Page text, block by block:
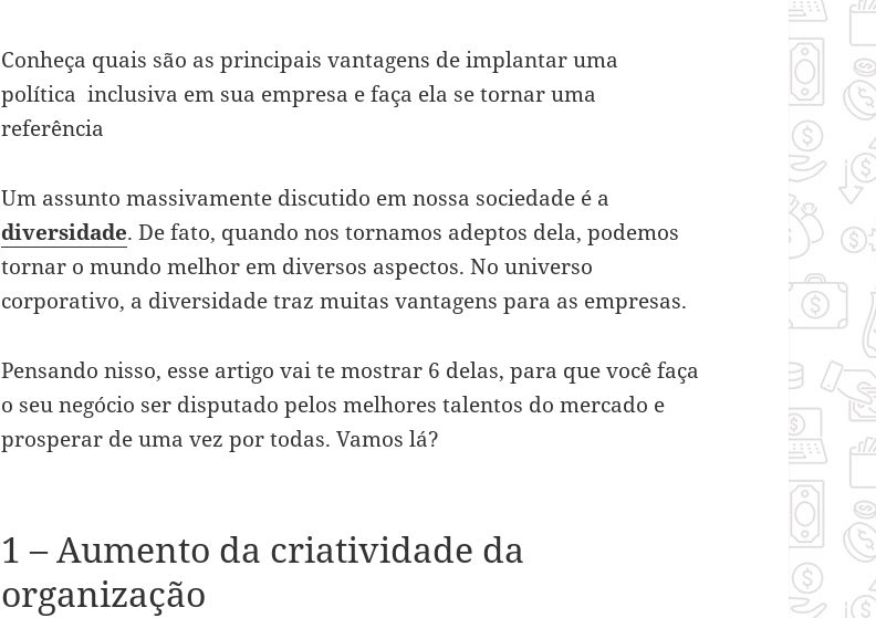
Conheça quais são as principais vantagens de implantar uma
política inclusiva em sua empresa e faça ela se tornar uma
referência
Um assunto massivamente discutido em nossa sociedade é a
diversidade. De fato, quando nos tornamos adeptos dela, podemos
tornar o mundo melhor em diversos aspectos. No universo
corporativo, a diversidade traz muitas vantagens para as empresas.
Pensando nisso, esse artigo vai te mostrar 6 delas, para que você faça
o seu negócio ser disputado pelos melhores talentos do mercado e
prosperar de uma vez por todas. Vamos lá?
1 – Aumento da criatividade da
organização